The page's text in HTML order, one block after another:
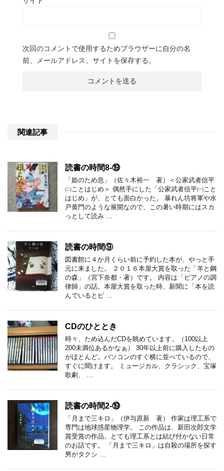
次回のコメントで使用するためブラウザーに自分の名
前、メールアドレス、サイトを保存する。
関連記事
読書の時間8-⑲
「姫のため息」（佐々木裕一 著）＜公家武者信平
㈡ことはじめ＞ 偶然手にした「公家武者信平㈠こと
はじめ」が、とても面白かった。 暴れん坊将軍や水
戸黄門のような展開なので、この暑い時期にはスカ
っとして読み …
読書の時間⑨
図書館に４か月くらい前に予約した本が、やっと手
元に来ました。 ２０１６本屋大賞を取った「羊と鋼
の森」（宮下奈都・著）です。 内容は「ピアノの調
律師」の話。本屋大賞を取った時、新聞に「本を読
んでいるとピ …
CDのひととき
時々、ため込んだCDを眺めています。（100以上
200未満位あるかなぁ） 30年以上前に購入したもの
がほとんど。パソコンのすぐ横に並べているので、
すぐに聞けます。 ミュージカル、クラシック、宝塚
歌劇、 …
読書の時間2-⑲
「月まで三キロ」（伊与原新 著） 作家は理工系で
専門は地球惑星物理学。 この作品は、新田次郎文学
賞受賞の作品。とても理工系とは結び付かない日常
のお話です。 「月まで三キロ」は自殺の場所を探す
男がタクシ …